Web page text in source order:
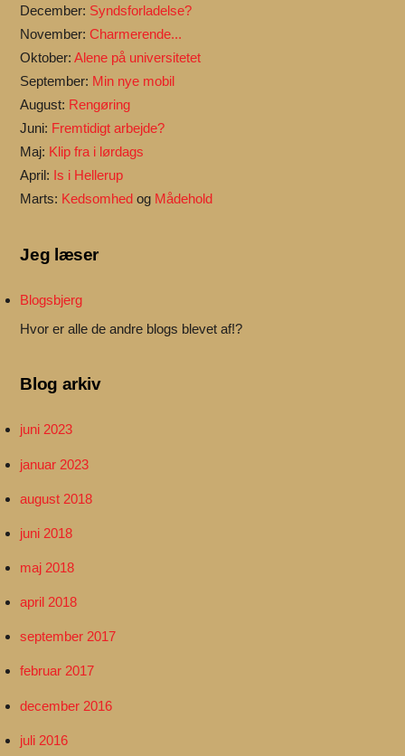
December: Syndsforladelse?
November:Charmerende...
Oktober:Alene på universitetet
September: Min nye mobil
August: Rengøring
Juni: Fremtidigt arbejde?
Maj: Klip fra i lørdags
April: Is i Hellerup
Marts: Kedsomhed og Mådehold
Jeg læser
Blogsbjerg
Hvor er alle de andre blogs blevet af!?
Blog arkiv
juni 2023
januar 2023
august 2018
juni 2018
maj 2018
april 2018
september 2017
februar 2017
december 2016
juli 2016